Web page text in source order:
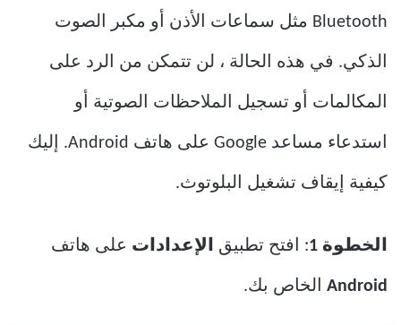
Bluetooth مثل سماعات الأذن أو مكبر الصوت
الذكي. في هذه الحالة ، لن تتمكن من الرد على
المكالمات أو تسجيل الملاحظات الصوتية أو
استدعاء مساعد Google على هاتف Android. إليك
كيفية إيقاف تشغيل البلوتوث.
الخطوة 1 : افتح تطبيق الإعدادات على هاتف
Android الخاص بك.